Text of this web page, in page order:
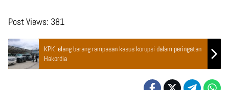
Post Views: 381
KPK lelang barang rampasan kasus korupsi dalam peringatan
Hakordia